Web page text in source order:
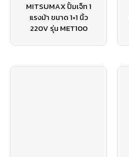
MITSUMAX ปั้มเจ็ท 1
แรงม้า ขนาด 1×1 นิ้ว
220V รุ่น MET100